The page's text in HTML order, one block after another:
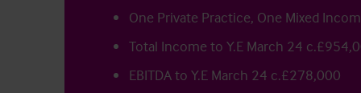
One Private Practice, One Mixed
Total Income to Y.E March 24
EBITDA to Y.E March 24 c.£278,000